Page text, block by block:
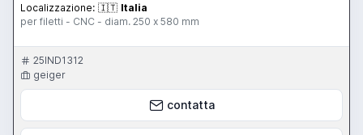
Localizzazione: 🇮🇹 Italia
per filetti - CNC - diam. 250 x 580 mm
25IND1312
geiger
contatta